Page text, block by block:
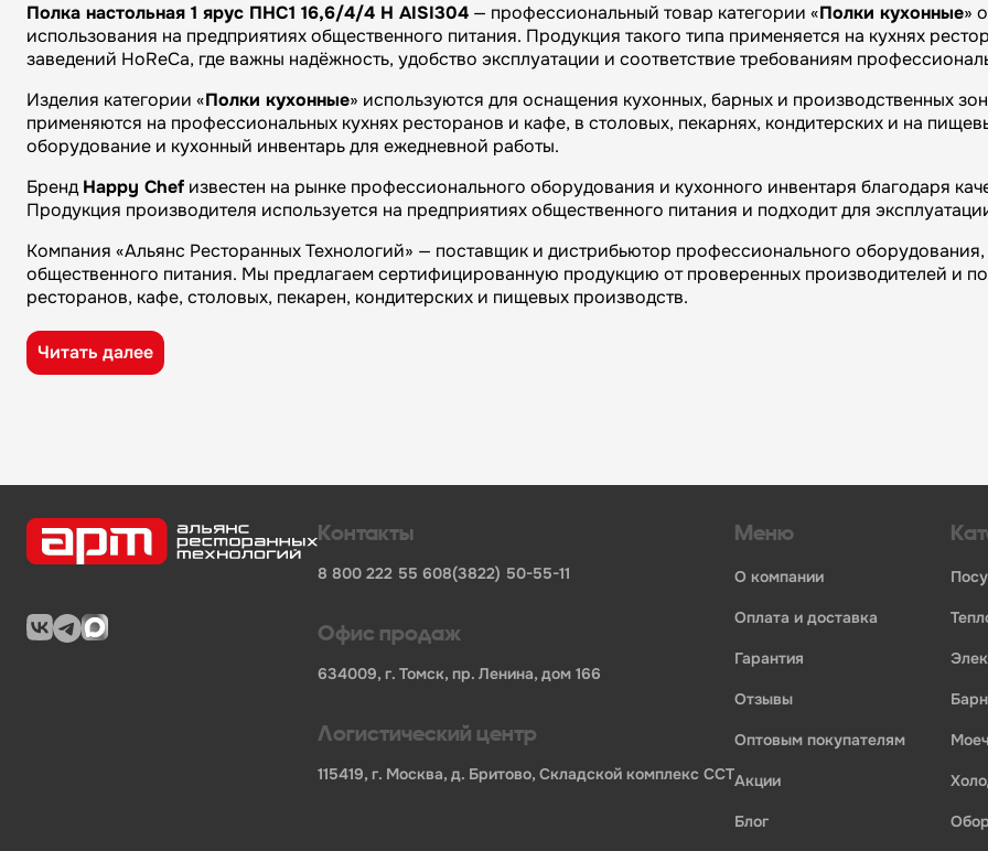
Полка настольная 1 ярус ПНС1 16,6/4/4 Н AISI304 — профессиональный товар категории «Полки кухонные»
использования на предприятиях общественного питания. Продукция такого типа применяется на кухнях
заведений HoReCa, где важны надёжность, удобство эксплуатации и соответствие требованиям
Изделия категории «Полки кухонные» используются для оснащения кухонных, барных и производственных
применяются на профессиональных кухнях ресторанов и кафе, в столовых, пекарнях, кондитерских и на
оборудование и кухонный инвентарь для ежедневной работы.
БрендHappy Chef известен на рынке профессионального оборудования и кухонного инвентаря благодаря
Продукция производителя используется на предприятиях общественного питания и подходит для
Компания «Альянс Ресторанных Технологий» — поставщик и дистрибьютор профессионального
общественного питания. Мы предлагаем сертифицированную продукцию от проверенных производителей и
ресторанов, кафе, столовых, пекарен, кондитерских и пищевых производств.
Преимущества компании «Альянс Ресторанных Технологий»:
широкий ассортимент оборудования, кухонного инвентаря и посуды для HoReCa
Бренд - Happy Chef
Ширина НЕТТО, мм
Высота НЕТТО, мм
В нашем каталоге также представлены другие категории профессионального оборудования для оснащения
Читать далее
Контакты
8 800 222 55 608(3822) 50-55-11
Офис продаж
634009, г. Томск, пр. Ленина, дом 166
Логистический центр
115419, г. Москва, д. Бритово, Складской комплекс ССТ
Меню
о компании
оплата и доставка
гарантия
отзывы
оптовым покупателям
акции
блог